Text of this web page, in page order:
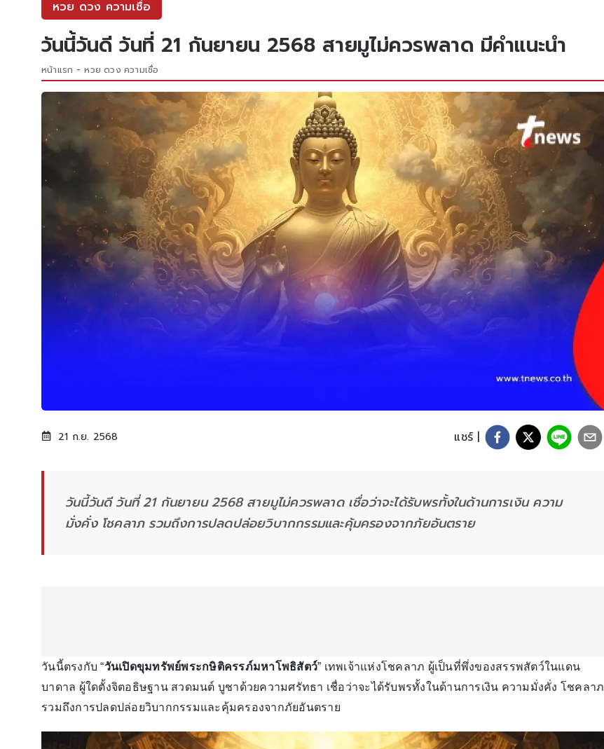
หวย ดวง ความเชื่อ
วันนี้วันดี วันที่ 21 กันยายน 2568 สายมูไม่ควรพลาด มีคำแนะนำ
หน้าแรก หวย ดวง ความเชื่อ
21 ก.ย. 2568 แชร์ |
วันนี้วันดี วันที่ 21 กันยายน 2568 สายมูไม่ควรพลาด เชื่อว่าจะได้รับพรทั้งในด้านการเงิน ความ
มั่งคั่ง โชคลาภ รวมถึงการปลดปล่อยวิบากกรรมและคุ้มครองจากภัยอันตราย
วันนี้ตรงกับ “วันเปิดขุมทรัพย์พระกษิติครรภ์มหาโพธิสัตว์” เทพเจ้าแห่งโชคลาภ ผู้เป็นที่พึ่งของสรรพสัตว์ในแดน
บาดาล ผู้ใดตั้งจิตอธิษฐาน สวดมนต์ บูชาด้วยความศรัทธา เชื่อว่าจะได้รับพรทั้งในด้านการเงิน ความมั่งคั่ง โชคลาภ
รวมถึงการปลดปล่อยวิบากกรรมและคุ้มครองจากภัยอันตราย